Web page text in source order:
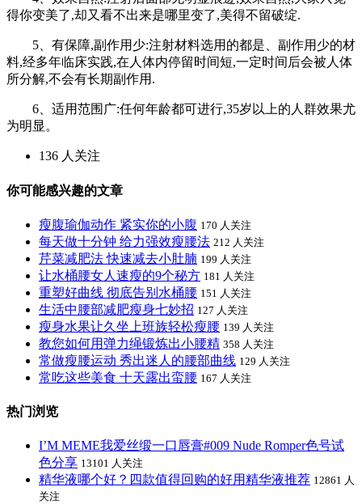
得你变美了,却又看不出来是哪里变了,美得不留破绽.
5、有保障,副作用少:注射材料选用的都是、副作用少的材
料,经多年临床实践,在人体内停留时间短,一定时间后会被人体
所分解,不会有长期副作用.
6、适用范围广:任何年龄都可进行,35岁以上的人群效果尤
为明显。
136 人关注
你可能感兴趣的文章
瘦腹瑜伽动作 紧实你的小腹 170 人关注
每天做十分钟 给力强效瘦腰法 212 人关注
芹菜减肥法 快速减去小肚腩 199 人关注
让水桶腰女人速瘦的9个秘方 181 人关注
重塑好曲线 彻底告别水桶腰 151 人关注
生活中腰部减肥瘦身七妙招 127 人关注
瘦身水果让久坐上班族轻松瘦腰 139 人关注
教您如何用弹力绳锻炼出小腰精 358 人关注
常做瘦腰运动 秀出迷人的腰部曲线 129 人关注
常吃这些美食 十天露出蛮腰 167 人关注
热门浏览
I’M MEME我爱丝缎一口唇膏#009 Nude Romper色号试
色分享 13101 人关注
精华液哪个好？四款值得回购的好用精华液推荐 12861 人
关注